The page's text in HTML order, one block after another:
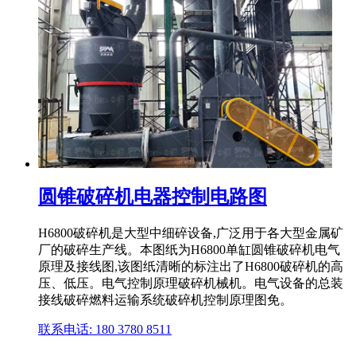
圆锥破碎机电器控制电路图
H6800破碎机是大型中细碎设备,广泛用于各大型金属矿
厂的破碎生产线。本图纸为H6800单缸圆锥破碎机电气
原理及接线图,该图纸清晰的标注出了H6800破碎机的高
压、低压。电气控制原理破碎机械机。电气设备的总装
接线破碎燃料运输系统破碎机控制原理图免。
联系电话: 180 3780 8511